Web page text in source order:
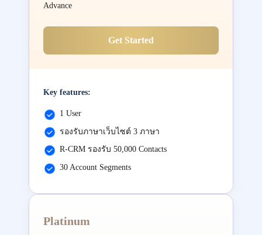
Advance
Get Started
Key features:
1 User
รองรับภาษาเว็บไซต์ 3 ภาษา
R-CRM รองรับ 50,000 Contacts
30 Account Segments
Platinum